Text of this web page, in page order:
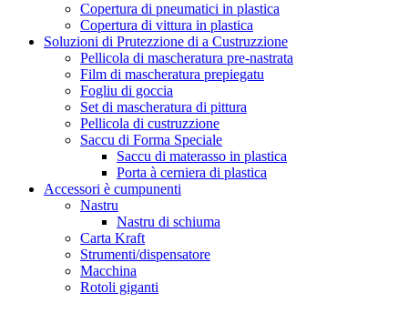
Copertura di pneumatici in plastica
Copertura di vittura in plastica
Soluzioni di Prutezzione di a Custruzzione
Pellicola di mascheratura pre-nastrata
Film di mascheratura prepiegatu
Fogliu di goccia
Set di mascheratura di pittura
Pellicola di custruzzione
Saccu di Forma Speciale
Saccu di materasso in plastica
Porta à cerniera di plastica
Accessori è cumpunenti
Nastru
Nastru di schiuma
Carta Kraft
Strumenti/dispensatore
Macchina
Rotoli giganti